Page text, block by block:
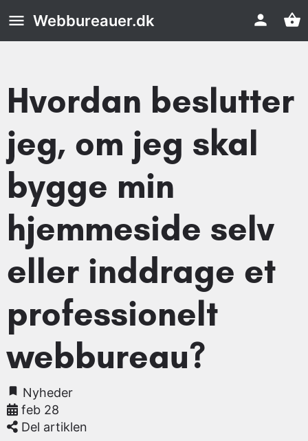
Webbureauer.dk
Hvordan beslutter
jeg, om jeg skal
bygge min
hjemmeside selv
eller inddrage et
professionelt
webbureau?
Nyheder
feb 28
Del artiklen